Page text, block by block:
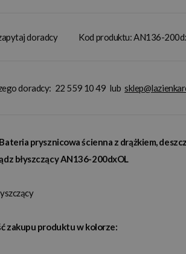
doradcy Kod produktu: AN136-
doradcy: 22 559 10 49 lub
prysznicowa ścienna z drążkiem,
błyszczący AN136-200dxOL
zakupu produktu w kolorze: